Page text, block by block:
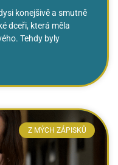
konejšivě a smutně
dceři, která měla
Tehdy byly
Z MÝCH ZÁPISKŮ